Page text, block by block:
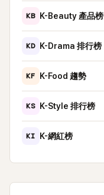
KB K-Beauty 產品榜
KD K-Drama 排行榜
KF K-Food 趨勢
KS K-Style 排行榜
KI K-網紅榜